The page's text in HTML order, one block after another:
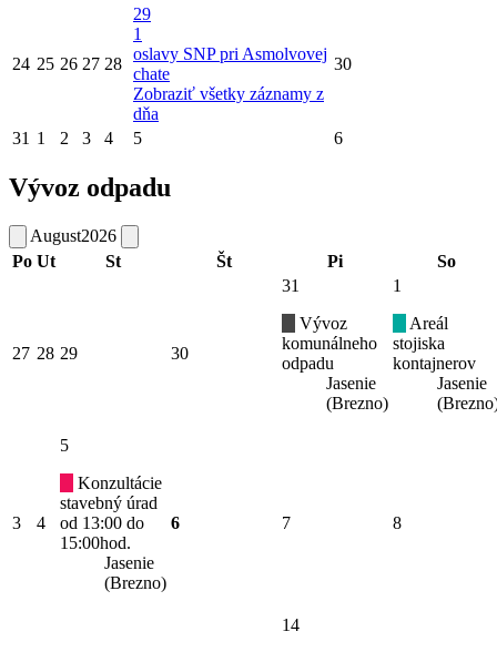
24 25 26 27 28
29
1
oslavy SNP pri Asmolvovej
chate
Zobraziť všetky záznamy z
dňa
30
31 1 2 3 4 5 6
Vývoz odpadu
August2026
Po Ut St Št Pi So
27 28 29 30
31
Vývoz
komunálneho
odpadu
Jasenie
(Brezno)
1
Areál
stojiska
kontajnerov
Jasenie
3 4
5
Konzultácie
stavebný úrad
od 13:00 do
15:00hod.
Jasenie
(Brezno)
6 7 8
14